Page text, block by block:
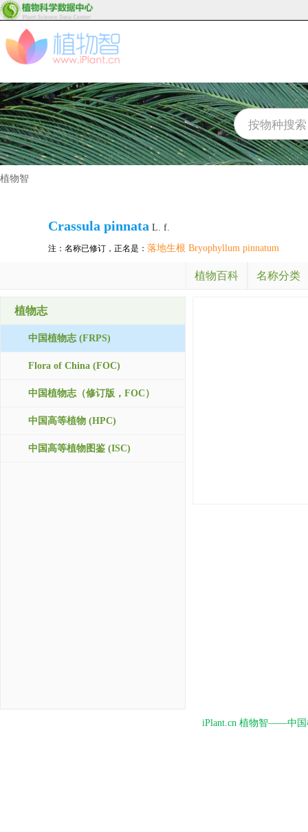
植物智
Crassula pinnata L. f.
注：名称已修订，正名是： 落地生根 Bryophyllum pinnatum
植物百科 名称分类
植物志
中国植物志 (FRPS)
Flora of China (FOC)
中国植物志（修订版，FOC）
中国高等植物 (HPC)
中国高等植物图鉴 (ISC)
iPlant.cn 植物智——中国